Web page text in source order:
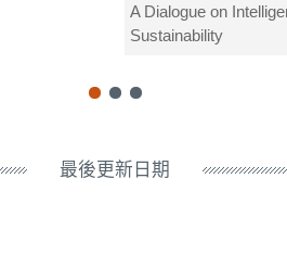
A Dialogue on
Sustainability
最後更新日期